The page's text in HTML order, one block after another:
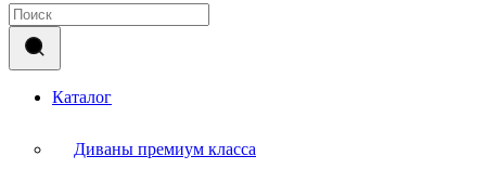
Каталог
Диваны премиум класса